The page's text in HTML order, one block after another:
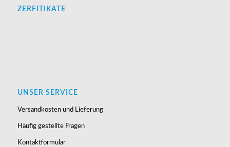
ZERFITIKATE
UNSER SERVICE
Versandkosten und Lieferung
Häufig gestellte Fragen
Kontaktformular